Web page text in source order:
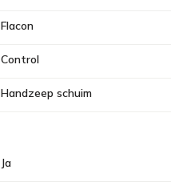
Flacon
Control
Handzeep schuim
Ja